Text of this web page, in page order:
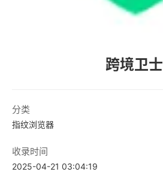
跨境卫士
分类
指纹浏览器
收录时间
2025-04-21 03:04:19